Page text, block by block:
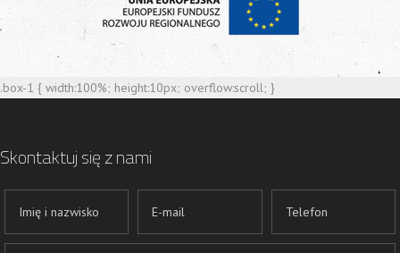
.box-1 { width:100%; height:10px; overflow:scroll; }
Skontaktuj się z nami